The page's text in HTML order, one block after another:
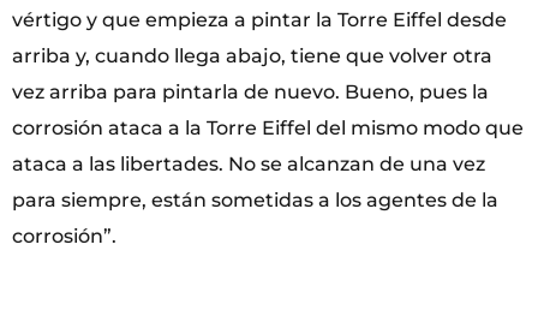
vértigo y que empieza a pintar la Torre Eiffel desde
arriba y, cuando llega abajo, tiene que volver otra
vez arriba para pintarla de nuevo. Bueno, pues la
corrosión ataca a la Torre Eiffel del mismo modo que
ataca a las libertades. No se alcanzan de una vez
para siempre, están sometidas a los agentes de la
corrosión”.